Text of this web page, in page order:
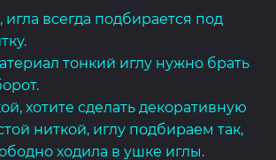
игла всегда подбирается под
тонкий иглу нужно брать
хотите сделать декоративную
ниткой, иглу подбираем так,
ходила в ушке иглы.